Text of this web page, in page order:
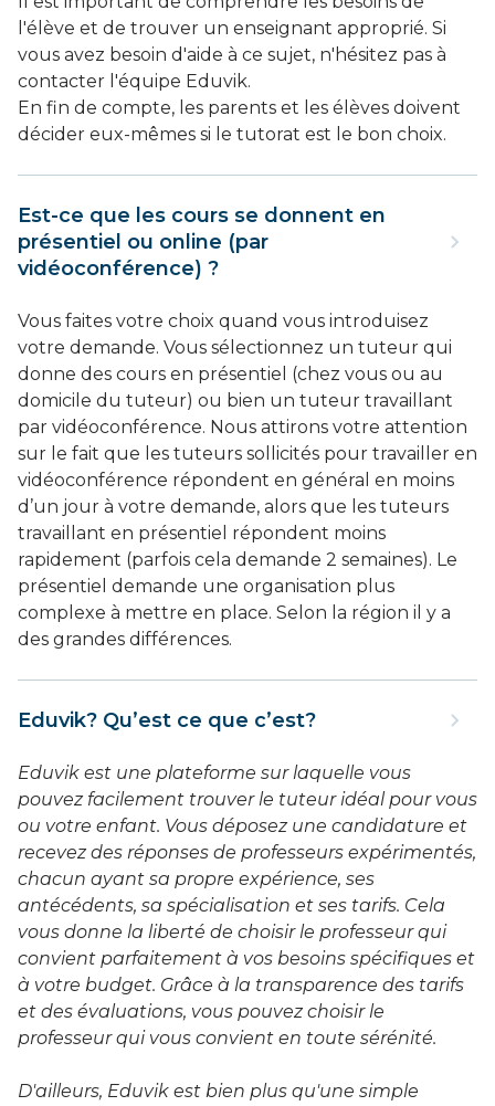
l'élève et de trouver un enseignant approprié. Si
vous avez besoin d'aide à ce sujet, n'hésitez pas à
contacter l'équipe Eduvik.
En fin de compte, les parents et les élèves doivent
décider eux-mêmes si le tutorat est le bon choix.
Est-ce que les cours se donnent en
présentiel ou online (par
vidéoconférence) ?
Vous faites votre choix quand vous introduisez
votre demande. Vous sélectionnez un tuteur qui
donne des cours en présentiel (chez vous ou au
domicile du tuteur) ou bien un tuteur travaillant
par vidéoconférence. Nous attirons votre attention
sur le fait que les tuteurs sollicités pour travailler en
vidéoconférence répondent en général en moins
d’un jour à votre demande, alors que les tuteurs
travaillant en présentiel répondent moins
rapidement (parfois cela demande 2 semaines). Le
présentiel demande une organisation plus
complexe à mettre en place. Selon la région il y a
des grandes différences.
Eduvik? Qu’est ce que c’est?
Eduvik est une plateforme sur laquelle vous
pouvez facilement trouver le tuteur idéal pour vous
ou votre enfant. Vous déposez une candidature et
recevez des réponses de professeurs expérimentés,
chacun ayant sa propre expérience, ses
antécédents, sa spécialisation et ses tarifs. Cela
vous donne la liberté de choisir le professeur qui
convient parfaitement à vos besoins spécifiques et
à votre budget. Grâce à la transparence des tarifs
et des évaluations, vous pouvez choisir le
professeur qui vous convient en toute sérénité.
D'ailleurs, Eduvik est bien plus qu'une simple